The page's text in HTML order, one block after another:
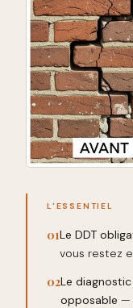
L'ESSENTIEL
01Le DDT
vous restez
02Le
opposable —